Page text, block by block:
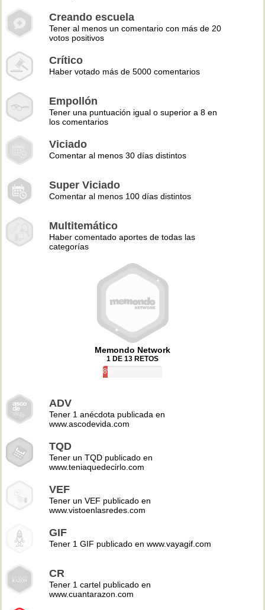
Creando escuela
Tener al menos un comentario con más de 20
votos positivos
Crítico
Haber votado más de 5000 comentarios
Empollón
Tener una puntuación igual o superior a 8 en
los comentarios
Viciado
Comentar al menos 30 días distintos
Super Viciado
Comentar al menos 100 días distintos
Multitemático
Haber comentado aportes de todas las
categorías
Memondo Network
1 DE 13 RETOS
8%
ADV
Tener 1 anécdota publicada en
www.ascodevida.com
TQD
Tener un TQD publicado en
www.teniaquedecirlo.com
VEF
Tener un VEF publicado en
www.vistoenlasredes.com
GIF
Tener 1 GIF publicado en www.vayagif.com
CR
Tener 1 cartel publicado en
www.cuantarazon.com